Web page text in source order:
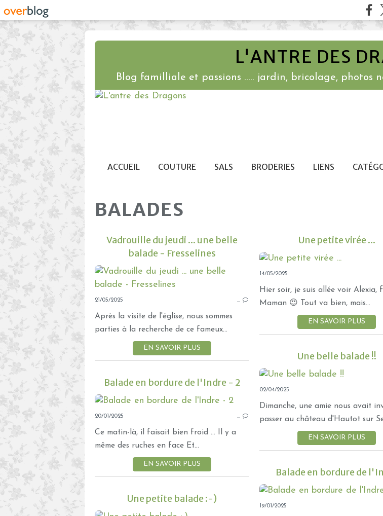
L'ANTRE DES
Blog familliale et passions ..... jardin, bricolage, photos
ACCUEIL COUTURE SALS BRODERIES LIENS
BALADES
Vadrouille du jeudi ... une belle
balade - Fresselines
21/05/2025 …
Après la visite de l'église, nous sommes
parties à la recherche de ce fameux...
EN SAVOIR PLUS
Une petite virée ...
14/05/2025
Hier soir, je suis allée voir Alexia,
Maman 😍 Tout va bien, mais...
EN SAVOIR PLUS
Une belle balade !!
02/04/2025
Dimanche, une amie nous avait
passer au château d'Hautot sur
EN SAVOIR PLUS
Balade en bordure de l'Indre - 2
A ST
20/01/2025 …
Ce matin-là, il faisait bien froid ... Il y a
même des ruches en face Et...
EN SAVOIR PLUS
Balade en bordure de
19/01/2025
Une petite balade :-)